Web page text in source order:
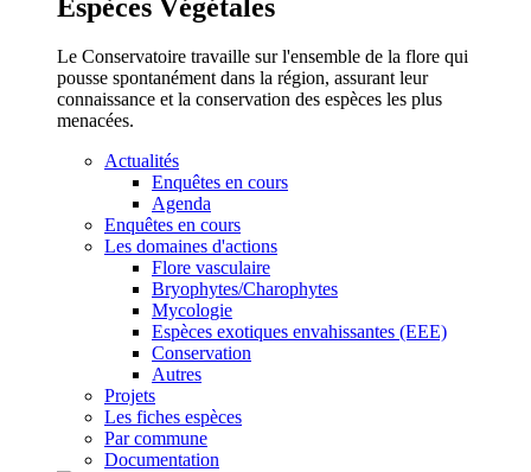
Espèces Végétales
Le Conservatoire travaille sur l'ensemble de la flore qui
pousse spontanément dans la région, assurant leur
connaissance et la conservation des espèces les plus
menacées.
Actualités
Enquêtes en cours
Agenda
Enquêtes en cours
Les domaines d'actions
Flore vasculaire
Bryophytes/Charophytes
Mycologie
Espèces exotiques envahissantes (EEE)
Conservation
Autres
Projets
Les fiches espèces
Par commune
Documentation